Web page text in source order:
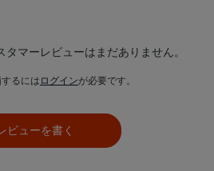
マーレビューはまだありません。
るには ログインが必要です。
ビューを書く